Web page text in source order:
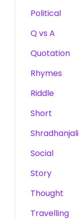
Political
Q vs A
Quotation
Rhymes
Riddle
Short
Shradhanjali
Social
Story
Thought
Travelling